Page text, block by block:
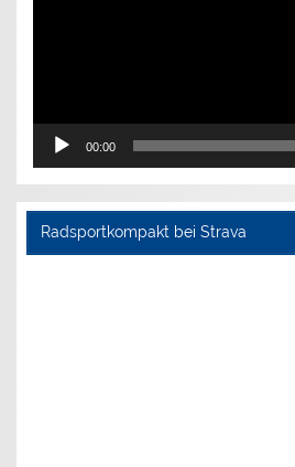
00:00
Radsportkompakt bei Strava